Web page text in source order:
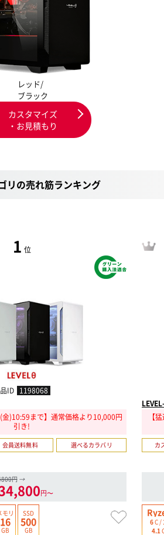
レッド/
ブラック
カスタマイズ
・お見積もり
リの売れ筋ランキング
1 位
ID 1198068
金)10:59まで】通常価格より10,000円
引き!
会員送料無料 選べるカラバリ
円 →
円〜
モリ
16
GB
SSD
500
GB
【
カ
6C /
4.1